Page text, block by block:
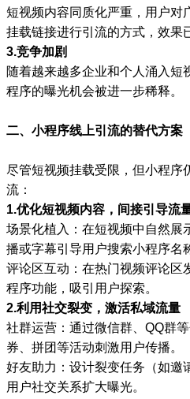
短视频内容同质化严重，用户对
挂载链接进行引流的方式，效果
3.竞争加剧
随着越来越多企业和个人涌入短
程序的曝光机会被进一步稀释。
二、小程序线上引流的替代方案
尽管短视频挂载受限，但小程序
流：
1.优化短视频内容，间接引导流
场景化植入：在短视频中自然展
播或字幕引导用户搜索小程序名
评论区互动：在热门视频评论区
程序功能，吸引用户探索。
2.利用社交裂变，激活私域流量
社群运营：通过微信群、QQ群
券、拼团等活动刺激用户传播。
好友助力：设计裂变任务（如邀
用户社交关系扩大曝光。